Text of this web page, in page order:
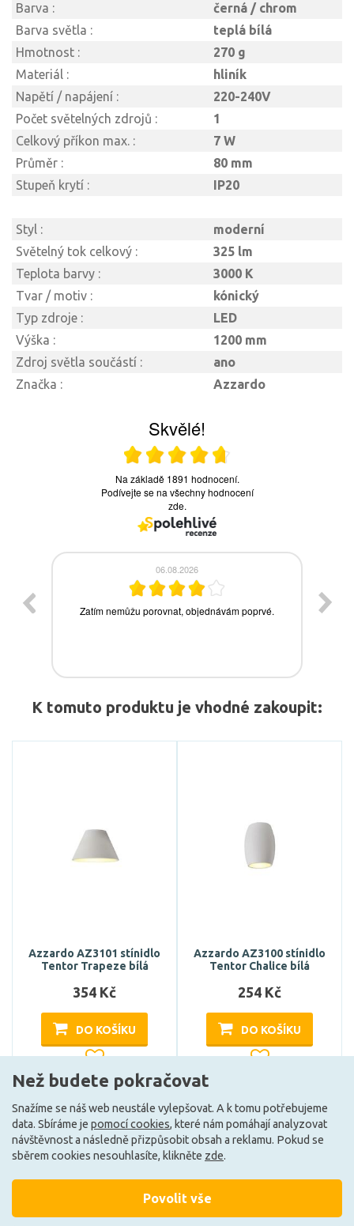
Barva :
černá / chrom
Barva světla :
teplá bílá
Hmotnost :
270 g
Materiál :
hliník
Napětí / napájení :
220-240V
Počet světelných zdrojů :
1
Celkový příkon max. :
7 W
Průměr :
80 mm
Stupeň krytí :
IP20
Styl :
moderní
Světelný tok celkový :
325 lm
Teplota barvy :
3000 K
Tvar / motiv :
kónický
Typ zdroje :
LED
Výška :
1200 mm
Zdroj světla součástí :
ano
Značka :
Azzardo
K tomuto produktu je vhodné zakoupit:
Azzardo AZ3101 stínidlo
Tentor Trapeze bílá
354 Kč
DO KOŠÍKU
Azzardo AZ3100 stínidlo
Tentor Chalice bílá
254 Kč
DO KOŠÍKU
Než budete pokračovat
Snažíme se náš web neustále vylepšovat. A k tomu potřebujeme
data. Sbíráme je pomocí cookies, které nám pomáhají analyzovat
návštěvnost a následně přizpůsobit obsah a reklamu. Pokud se
sběrem cookies nesouhlasíte, klikněte zde.
Povolit vše